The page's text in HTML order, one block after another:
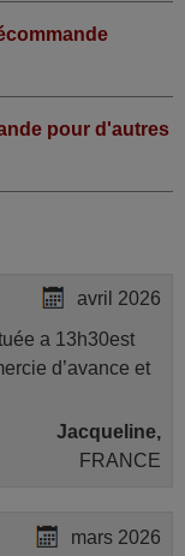
pour d'autres
avril 2026
a 13h30est
d’avance et
Jacqueline,
FRANCE
mars 2026